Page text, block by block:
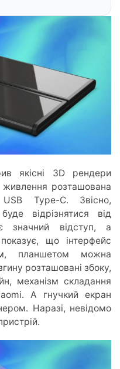
якісні 3D рендери
розташована
Type-C. Звісно,
відрізнятися від
значний відступ, а
що інтерфейс
планшетом можна
розташовані збоку,
механізм складання
А гнучкий екран
Наразі, невідомо